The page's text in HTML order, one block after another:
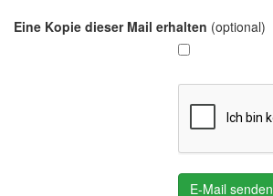
Eine Kopie dieser Mail erhalten (optional)
E-Mail senden